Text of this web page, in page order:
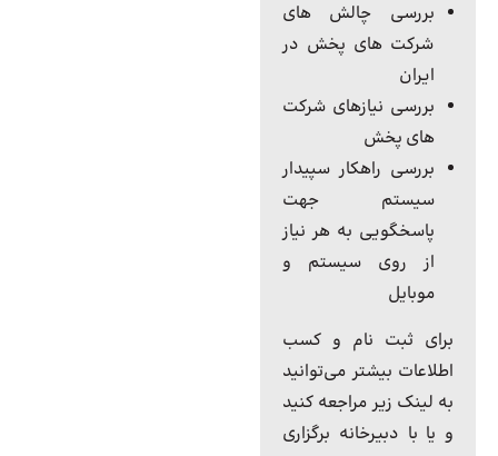
بررسی چالش های
شرکت های پخش در
ایران
بررسی نیازهای شرکت
های پخش
بررسی راهکار سپیدار
سیستم جهت
پاسخگویی به هر نیاز
از روی سیستم و
موبایل
برای ثبت نام و کسب
اطلاعات بیشتر می‌توانید
به لینک زیر مراجعه کنید
و یا با دبیرخانه برگزاری